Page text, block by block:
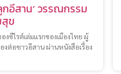
อีสาน’ วรรณกรรม
ข
งซีไรต์เล่มแรกของเมืองไทย ผู้
งต่อชาวอีสาน ผ่านหนังสือเรื่อง